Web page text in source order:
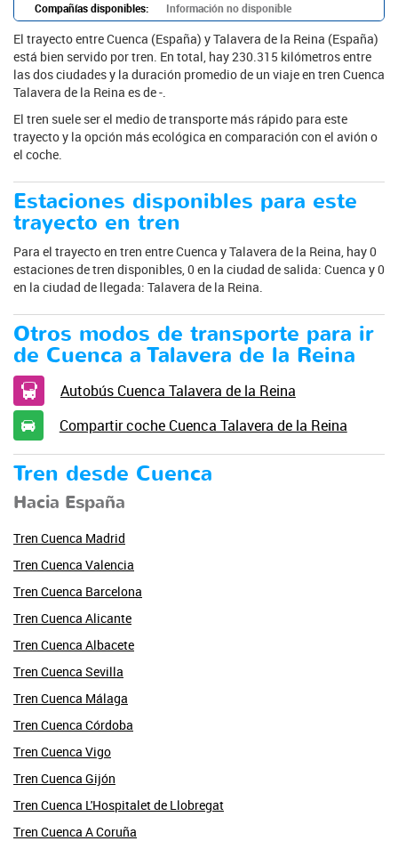
Compañías disponibles: Información no disponible
El trayecto entre Cuenca (España) y Talavera de la Reina (España)
está bien servido por tren. En total, hay 230.315 kilómetros entre
las dos ciudades y la duración promedio de un viaje en tren Cuenca
Talavera de la Reina es de -.
El tren suele ser el medio de transporte más rápido para este
trayecto y la opción más ecológica en comparación con el avión o
el coche.
Estaciones disponibles para este
trayecto en tren
Para el trayecto en tren entre Cuenca y Talavera de la Reina, hay 0
estaciones de tren disponibles, 0 en la ciudad de salida: Cuenca y 0
en la ciudad de llegada: Talavera de la Reina.
Otros modos de transporte para ir
de Cuenca a Talavera de la Reina
Autobús Cuenca Talavera de la Reina
Compartir coche Cuenca Talavera de la Reina
Tren desde Cuenca
Hacia España
Tren Cuenca Madrid
Tren Cuenca Valencia
Tren Cuenca Barcelona
Tren Cuenca Alicante
Tren Cuenca Albacete
Tren Cuenca Sevilla
Tren Cuenca Málaga
Tren Cuenca Córdoba
Tren Cuenca Vigo
Tren Cuenca Gijón
Tren Cuenca L'Hospitalet de Llobregat
Tren Cuenca A Coruña